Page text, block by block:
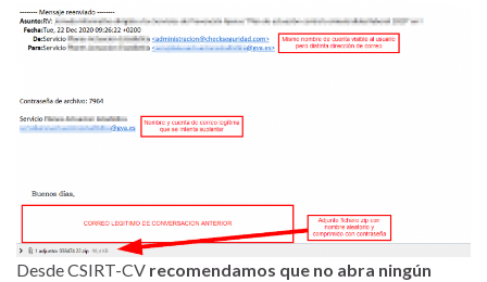
Desde CSIRT-CV recomendamos que no abra ningún